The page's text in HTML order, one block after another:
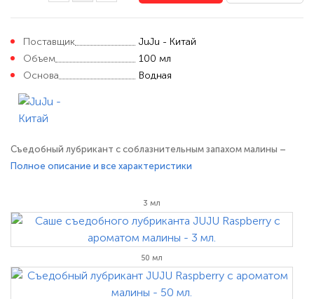
Поставщик
JuJu - Китай
Объем
100 мл
Основа
Водная
Съедобный лубрикант с соблазнительным запахом малины –
это масса новых возможностей для вашей сексуальной жизни.
расслабиться и сделать половой акт чувственней,
качественнее и приятнее, это новая эра для оральных ласк. Эта
смазка на водной
Полное описание и все характеристики
3 мл
50 мл